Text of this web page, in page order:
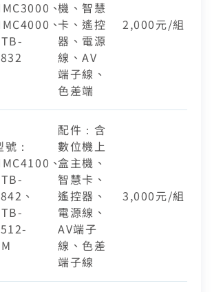
、
、
機、智慧
卡、遙控
器、電源
線、AV
端子線、
色差端
2,000元/組
號：
、
、
配件：含
數位機上
盒主機、
智慧卡、
遙控器、
電源線、
AV端子
線、色差
端子線
3,000元/組